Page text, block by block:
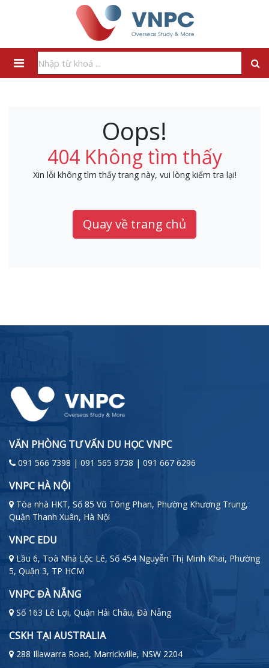
Oops!
404 Không tìm thấy
Xin lỗi không tìm thấy trang này, vui lòng kiểm tra lại!
Quay về trang chủ
VĂN PHÒNG TƯ VẤN DU HỌC VNPC
091 566 7398 | 091 565 9738 | 091 667 6296
VNPC HÀ NỘI
Tòa nhà HKT, Số 85 Vũ Tông Phan, Phường Khương Trung,
Quận Thanh Xuân, Hà Nội
VNPC EDU
Lầu 6, Toà Nhà Lộc Lê, Số 454 Nguyễn Thị Minh Khai, Phường
5, Quận 3, TP HCM
VNPC ĐÀ NẴNG
Số 163 Lê Lợi, Quận Hải Châu, Đà Nẵng
CSKH TẠI AUSTRALIA
288 Illawarra Road, Marrickville, NSW 2204